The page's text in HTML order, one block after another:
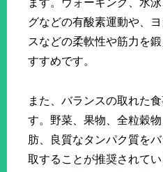
ます。ウォーキング、水
グなどの有酸素運動や、
スなどの柔軟性や筋力を
すすめです。
また、バランスの取れた
す。野菜、果物、全粒穀
肪、良質なタンパク質を
取することが推奨されてい